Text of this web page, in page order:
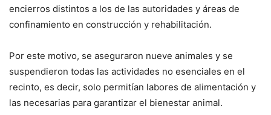
encierros distintos a los de las autoridades y áreas de
confinamiento en construcción y rehabilitación.
Por este motivo, se aseguraron nueve animales y se
suspendieron todas las actividades no esenciales en el
recinto, es decir, solo permitían labores de alimentación y
las necesarias para garantizar el bienestar animal.